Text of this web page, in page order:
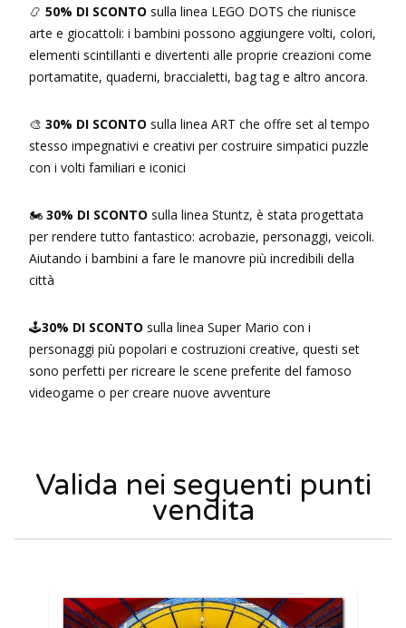
📿 50% DI SCONTO sulla linea LEGO DOTS che riunisce
arte e giocattoli: i bambini possono aggiungere volti, colori,
elementi scintillanti e divertenti alle proprie creazioni come
portamatite, quaderni, braccialetti, bag tag e altro ancora.
🎨 30% DI SCONTO sulla linea ART che offre set al tempo
stesso impegnativi e creativi per costruire simpatici puzzle
con i volti familiari e iconici
🏍 30% DI SCONTO sulla linea Stuntz, è stata progettata
per rendere tutto fantastico: acrobazie, personaggi, veicoli.
Aiutando i bambini a fare le manovre più incredibili della
città
🕹30% DI SCONTO sulla linea Super Mario con i
personaggi più popolari e costruzioni creative, questi set
sono perfetti per ricreare le scene preferite del famoso
videogame o per creare nuove avventure
Valida nei seguenti punti
vendita